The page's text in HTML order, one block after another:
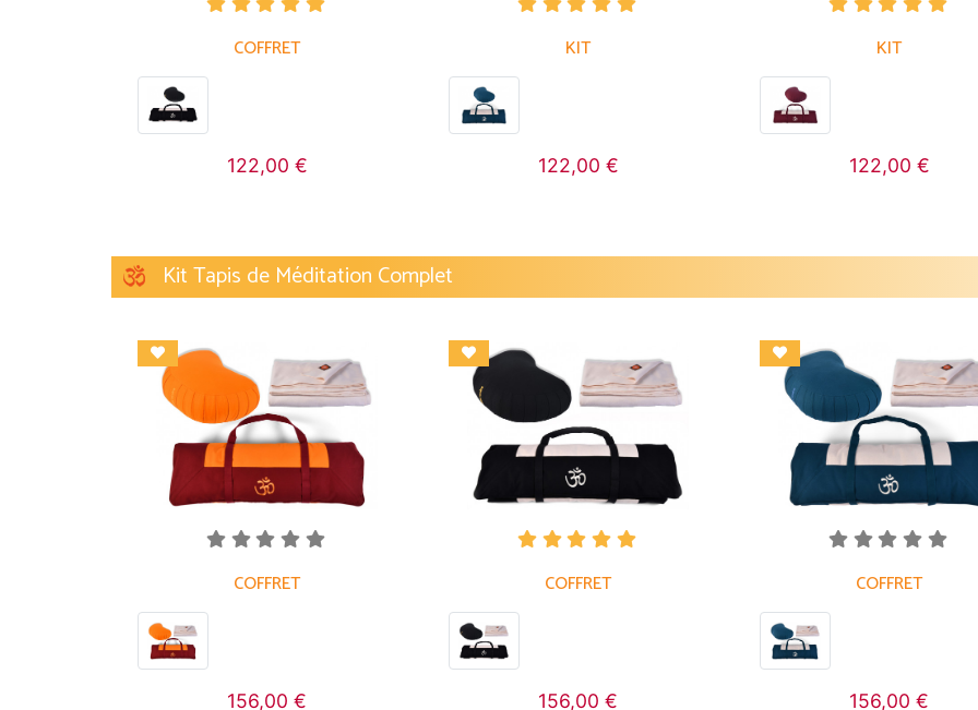
COFFRET
122,00 €
KIT
122,00 €
KIT
122,00 €
Kit Tapis de Méditation Complet
COFFRET
156,00 €
COFFRET
156,00 €
COFFRET
156,00 €